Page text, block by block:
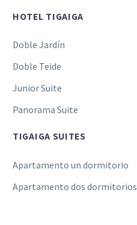
HOTEL TIGAIGA
Doble Jardín
Doble Teide
Junior Suite
Panorama Suite
TIGAIGA SUITES
Apartamento un dormitorio
Apartamento dos dormitorios